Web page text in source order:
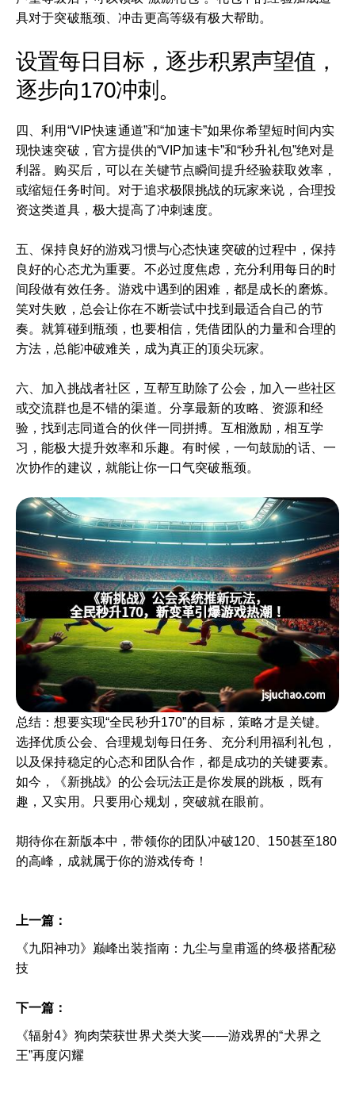
具对于突破瓶颈、冲击更高等级有极大帮助。
设置每日目标，逐步积累声望值，
逐步向170冲刺。
四、利用“VIP快速通道”和“加速卡”如果你希望短时间内实
现快速突破，官方提供的“VIP加速卡”和“秒升礼包”绝对是
利器。购买后，可以在关键节点瞬间提升经验获取效率，
或缩短任务时间。对于追求极限挑战的玩家来说，合理投
资这类道具，极大提高了冲刺速度。
五、保持良好的游戏习惯与心态快速突破的过程中，保持
良好的心态尤为重要。不必过度焦虑，充分利用每日的时
间段做有效任务。游戏中遇到的困难，都是成长的磨炼。
笑对失败，总会让你在不断尝试中找到最适合自己的节
奏。就算碰到瓶颈，也要相信，凭借团队的力量和合理的
方法，总能冲破难关，成为真正的顶尖玩家。
六、加入挑战者社区，互帮互助除了公会，加入一些社区
或交流群也是不错的渠道。分享最新的攻略、资源和经
验，找到志同道合的伙伴一同拼搏。互相激励，相互学
习，能极大提升效率和乐趣。有时候，一句鼓励的话、一
次协作的建议，就能让你一口气突破瓶颈。
总结：想要实现“全民秒升170”的目标，策略才是关键。
选择优质公会、合理规划每日任务、充分利用福利礼包，
以及保持稳定的心态和团队合作，都是成功的关键要素。
如今，《新挑战》的公会玩法正是你发展的跳板，既有
趣，又实用。只要用心规划，突破就在眼前。
期待你在新版本中，带领你的团队冲破120、150甚至180
的高峰，成就属于你的游戏传奇！
上一篇：
《九阳神功》巅峰出装指南：九尘与皇甫遥的终极搭配秘
技
下一篇：
《辐射4》狗肉荣获世界犬类大奖——游戏界的“犬界之
王”再度闪耀